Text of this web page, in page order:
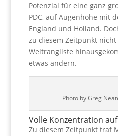
Potenzial für eine ganz
PDC, auf Augenhöhe mit
England und Holland.
zu diesem Zeitpunkt
Weltrangliste
etwas ändern.
Photo by Greg
Volle Konzentration
Zu diesem Zeitpunkt traf